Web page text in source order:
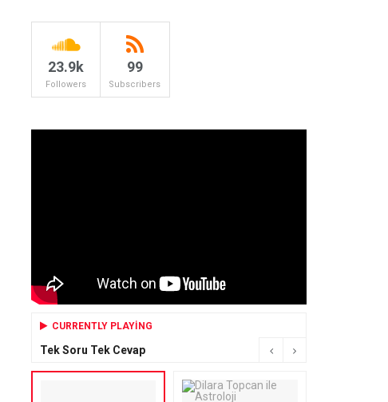
23.9k
Followers
99
Subscribers
CURRENTLY PLAYING
Tek Soru Tek Cevap